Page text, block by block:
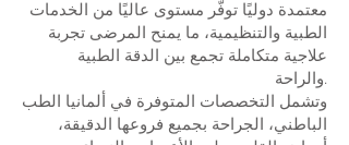
معتمدة دوليًا توفّر مستوى عاليًا من الخدمات
الطبية والتنظيمية، ما يمنح المرضى تجربة
علاجية متكاملة تجمع بين الدقة الطبية
والراحة.
وتشمل التخصصات المتوفرة في ألمانيا الطب
الباطني، الجراحة بجميع فروعها الدقيقة،